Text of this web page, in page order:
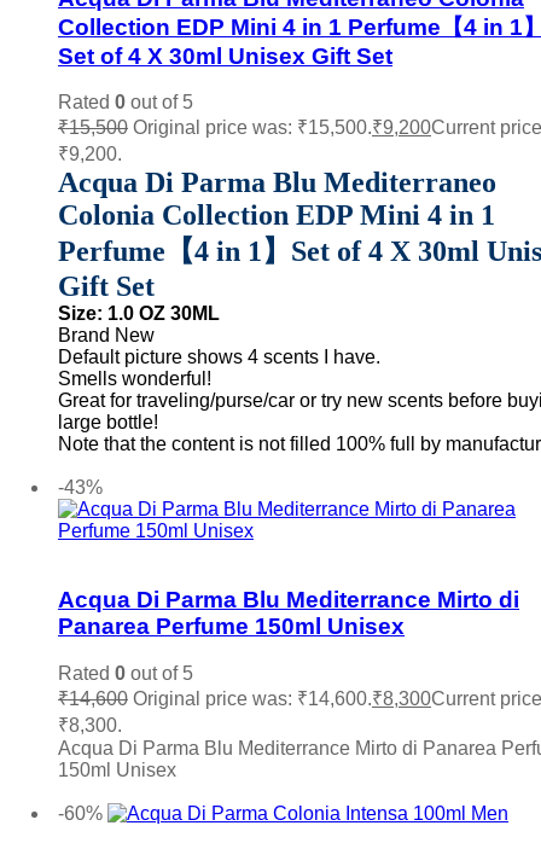
Collection EDP Mini 4 in 1 Perfume【4 in 1
Set of 4 X 30ml Unisex Gift Set
Rated 0 out of 5
₹15,500 Original price was: ₹15,500.₹9,200Current
₹9,200.
Acqua Di Parma Blu Mediterraneo
Colonia Collection EDP Mini 4 in 1
Perfume【4 in 1】Set of 4 X 30ml
Gift Set
Size: 1.0 OZ 30ML
Brand New
Default picture shows 4 scents I have.
Smells wonderful!
Great for traveling/purse/car or try new scents before
large bottle!
Note that the content is not filled 100% full by
-43%
Acqua Di Parma Blu Mediterrance Mirto di
Panarea Perfume 150ml Unisex
Rated 0 out of 5
₹14,600 Original price was: ₹14,600.₹8,300Current
₹8,300.
Acqua Di Parma Blu Mediterrance Mirto di Panarea
150ml Unisex
-60%